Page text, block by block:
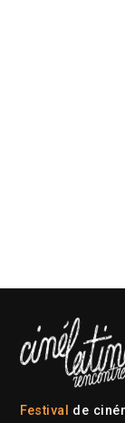
Festival de